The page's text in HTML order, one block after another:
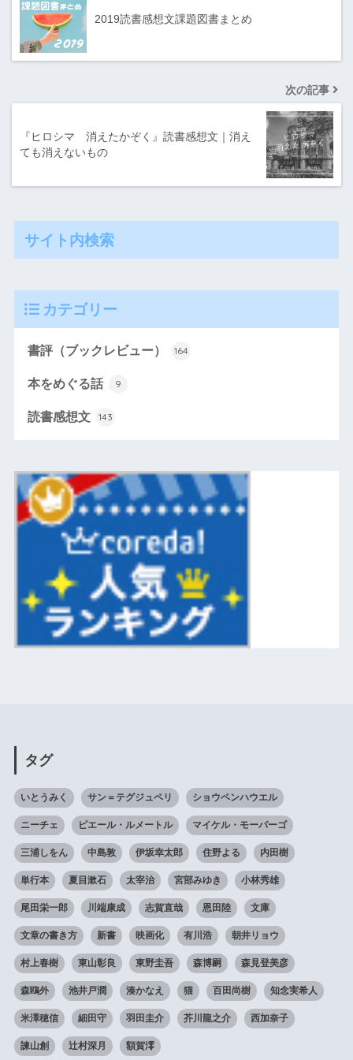
2019読書感想文課題図書まとめ
次の記事
『ヒロシマ 消えたかぞく』読書感想文｜消え
ても消えないもの
サイト内検索
カテゴリー
書評（ブックレビュー） 164
本をめぐる話 9
読書感想文 143
タグ
いとうみく サン＝テグジュペリ ショウペンハウエル
ニーチェ ピエール・ルメートル マイケル・モーパーゴ
三浦しをん 中島敦 伊坂幸太郎 住野よる 内田樹
単行本 夏目漱石 太宰治 宮部みゆき 小林秀雄
尾田栄一郎 川端康成 志賀直哉 恩田陸 文庫
文章の書き方 新書 映画化 有川浩 朝井リョウ
村上春樹 東山彰良 東野圭吾 森博嗣 森見登美彦
森鴎外 池井戸潤 湊かなえ 猫 百田尚樹 知念実希人
米澤穂信 細田守 羽田圭介 芥川龍之介 西加奈子
諫山創 辻村深月 額賀澪